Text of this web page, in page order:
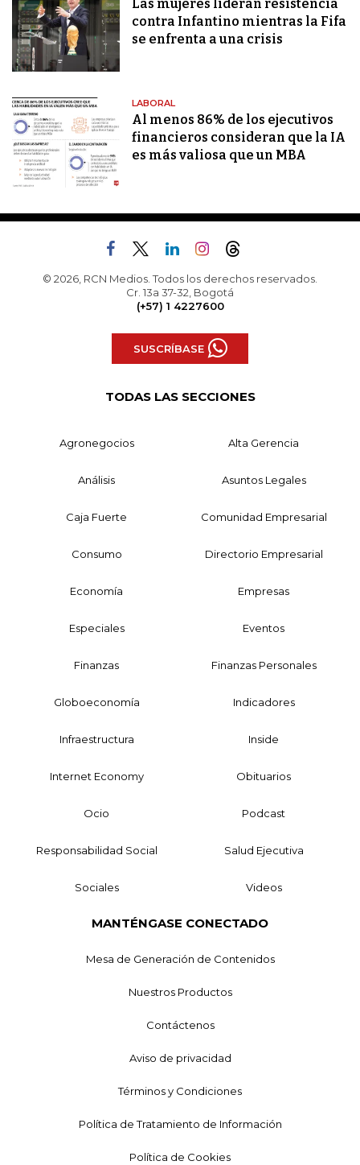
Las mujeres lideran resistencia
contra Infantino mientras la Fifa
se enfrenta a una crisis
LABORAL
Al menos 86% de los ejecutivos
financieros consideran que la IA
es más valiosa que un MBA
© 2026, RCN Medios. Todos los derechos reservados.
Cr. 13a 37-32, Bogotá
(+57) 1 4227600
SUSCRÍBASE
TODAS LAS SECCIONES
Agronegocios Alta Gerencia
Análisis Asuntos Legales
Caja Fuerte Comunidad Empresarial
Consumo Directorio Empresarial
Economía Empresas
Especiales Eventos
Finanzas Finanzas Personales
Globoeconomía Indicadores
Infraestructura Inside
Internet Economy Obituarios
Ocio Podcast
Responsabilidad Social Salud Ejecutiva
Sociales Videos
MANTÉNGASE CONECTADO
Mesa de Generación de Contenidos
Nuestros Productos
Contáctenos
Aviso de privacidad
Términos y Condiciones
Política de Tratamiento de Información
Política de Cookies